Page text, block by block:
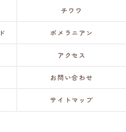
チワワ
ポメラニアン
アクセス
お問い合わせ
サイトマップ